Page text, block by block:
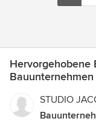
Hervorgehobene
STUDIO